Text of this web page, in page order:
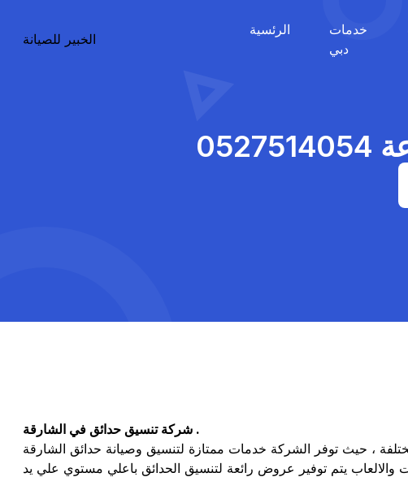
الخبير للصيانة
الرئسية
خدمات
دبي
شركة تنسيق حدائق في الشارقة .
، حيث توفر الشركة خدمات ممتازة لتنسيق وصيانة حدائق الشارقة
يتم توفير عروض رائعة لتنسيق الحدائق باعلي مستوي علي يد